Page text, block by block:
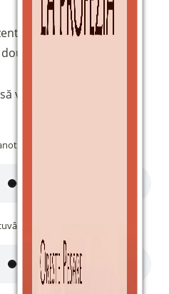
din nou catehezele
zile de retragere.
vă binecuvânteze!
ale vieții
pentru „cele patru
nostro conto